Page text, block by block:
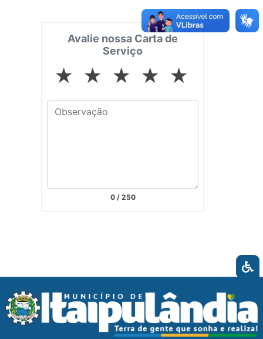
Avalie nossa Carta de
Serviço
★ ★ ★ ★ ★
0/ 250